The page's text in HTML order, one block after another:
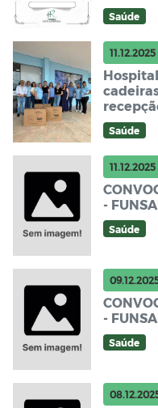
Saúde
11.12.2025
Saúde
11.12.2025
-
Saúde
-
Saúde